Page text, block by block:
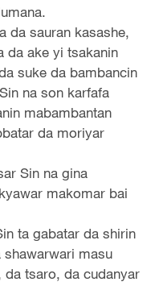
da sauran kasashe,
da ake yi tsakanin
suke da bambancin
na son karfafa
mabambantan
da moriyar
Sin na gina
makomar bai
ta gabatar da shirin
shawarwari masu
da tsaro, da cudanyar